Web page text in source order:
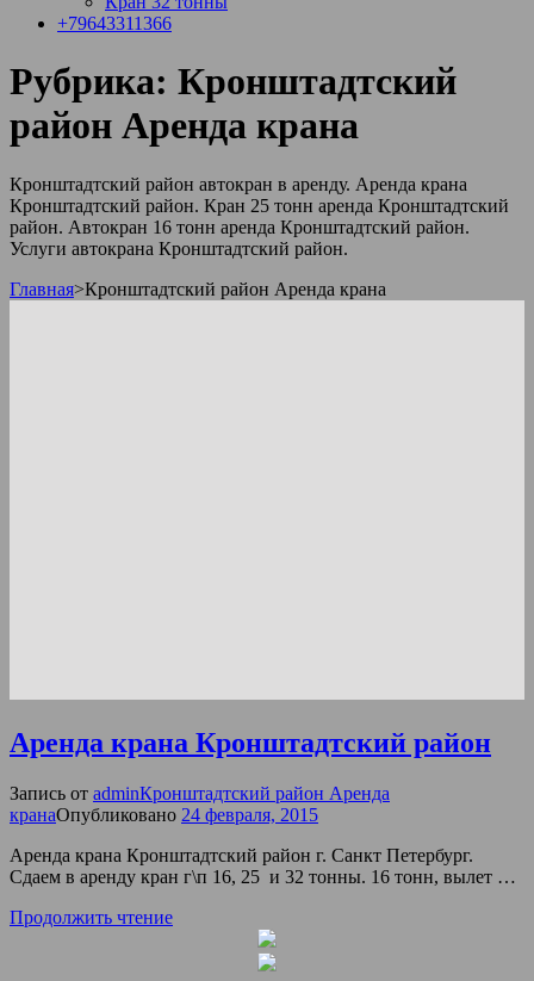
+79643311366
Рубрика: Кронштадтcкий
район Аренда крана
Кронштадтcкий район автокран в аренду. Аренда крана
Кронштадтcкий район. Кран 25 тонн аренда Кронштадтcкий
район. Автокран 16 тонн аренда Кронштадтcкий район.
Услуги автокрана Кронштадтcкий район.
Главная>Кронштадтcкий район Аренда крана
Аренда крана Кронштадтский район
Запись от adminКронштадтcкий район Аренда
кранаОпубликовано 24 февраля, 2015
Аренда крана Кронштадтский район г. Санкт Петербург.
Сдаем в аренду кран г\п 16, 25 и 32 тонны. 16 тонн, вылет …
Продолжить чтение